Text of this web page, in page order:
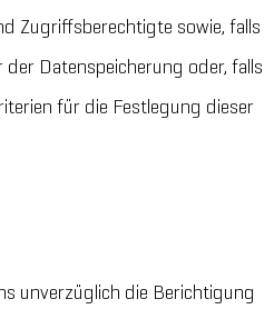
Zugriffsberechtigte sowie, falls
der Datenspeicherung oder, falls
für die Festlegung dieser
unverzüglich die Berichtigung